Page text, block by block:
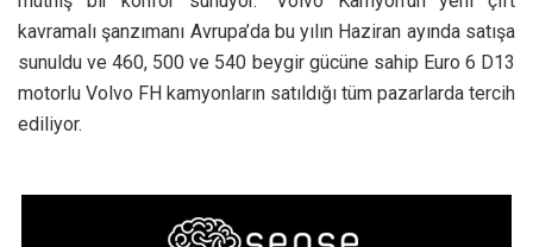
kavramalı şanzımanı Avrupa’da bu yılın Haziran ayında satışa
sunuldu ve 460, 500 ve 540 beygir gücüne sahip Euro 6 D13
motorlu Volvo FH kamyonların satıldığı tüm pazarlarda tercih
ediliyor.